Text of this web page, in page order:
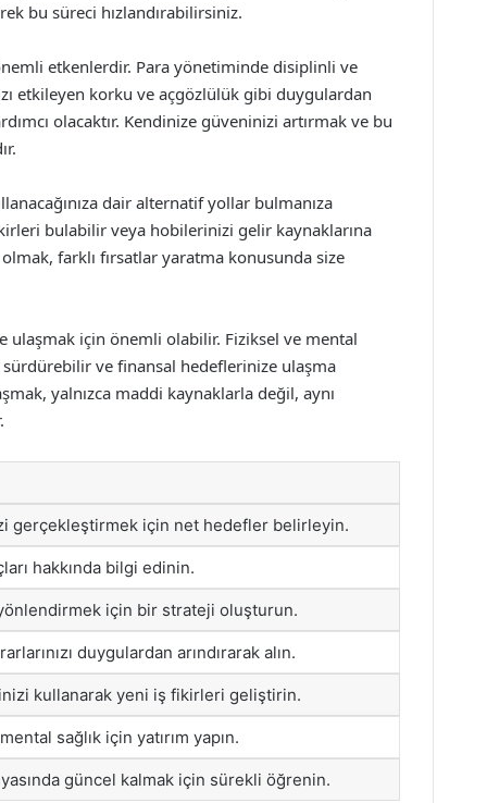
bu süreci hızlandırabilirsiniz.
etkenlerdir. Para yönetiminde disiplinli ve
etkileyen korku ve açgözlülük gibi duygulardan
olacaktır. Kendinize güveninizi artırmak ve bu
dair alternatif yollar bulmanıza
bulabilir veya hobilerinizi gelir kaynaklarına
farklı fırsatlar yaratma konusunda size
ulaşmak için önemli olabilir. Fiziksel ve mental
sürdürebilir ve finansal hedeflerinize ulaşma
yalnızca maddi kaynaklarla değil, aynı
gerçekleştirmek için net hedefler belirleyin.
hakkında bilgi edinin.
için bir strateji oluşturun.
duygulardan arındırarak alın.
kullanarak yeni iş fikirleri geliştirin.
sağlık için yatırım yapın.
güncel kalmak için sürekli öğrenin.